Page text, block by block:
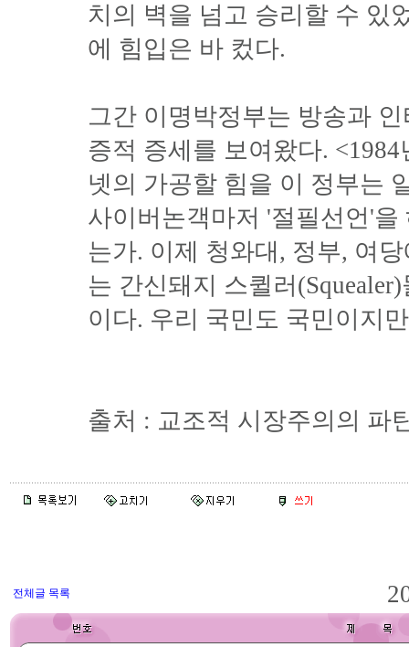
치의 벽을 넘고 승리할 수 있
에 힘입은 바 컸다.
그간 이명박정부는 방송과
증적 증세를 보여왔다.
넷의 가공할 힘을 이 정부는
사이버논객마저 '절필선언'
는가. 이제 청와대, 정부, 여
는 간신돼지 스퀼러
이다. 우리 국민도 국민이지
출처 : 교조적 시장주의의 파
전체글 목록